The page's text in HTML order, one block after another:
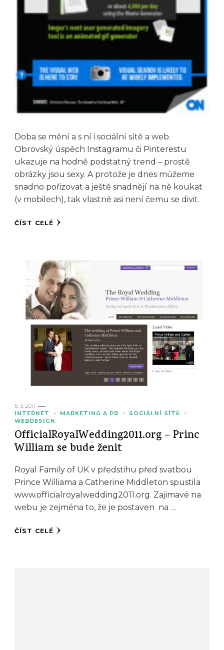
Doba se mění a s ní i sociální sítě a web.
Obrovský úspěch Instagramu či Pinterestu
ukazuje na hodně podstatný trend – prostě
obrázky jsou sexy. A protože je dnes můžeme
snadno pořizovat a ještě snadnějí na ně koukat
(v mobilech), tak vlastně asi není čemu se divit.
ČÍST CELÉ
5. 3. 2011
INTERNET
MARKETING A PR
SOCIÁLNÍ SÍTĚ
WEBDESIGN
OfficialRoyalWedding2011.org – Princ
William se bude ženit
Royal Family of UK v předstihu před svatbou
Prince Williama a Catherine Middleton spustila
www.officialroyalwedding2011.org. Zajimavé na
webu je zejména to, že je postaven na …
ČÍST CELÉ